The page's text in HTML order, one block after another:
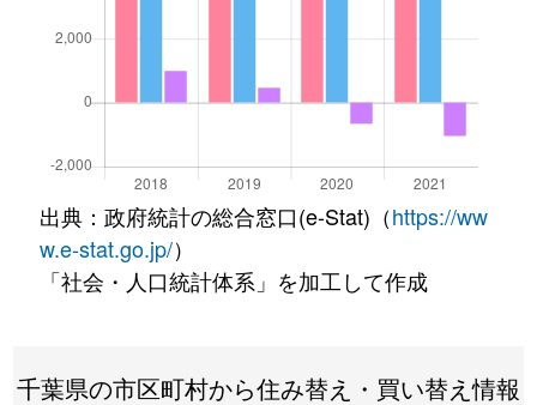
出典：政府統計の総合窓口(e-Stat)（https://ww
w.e-stat.go.jp/）
「社会・人口統計体系」を加工して作成
千葉県の市区町村から住み替え・買い替え情報